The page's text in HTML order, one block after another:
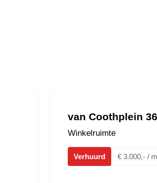
van Coothplein
Winkelruimte
Verhuurd € 3.000,- /